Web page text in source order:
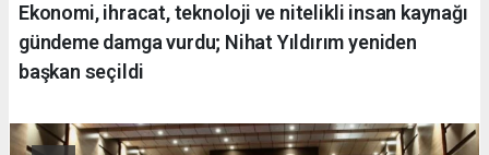
Ekonomi, ihracat, teknoloji ve nitelikli insan kaynağı
gündeme damga vurdu; Nihat Yıldırım yeniden
başkan seçildi